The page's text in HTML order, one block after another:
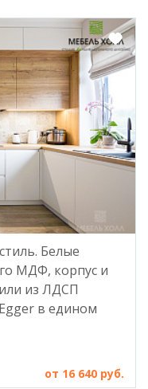
Белые
МДФ, корпус и
из ЛДСП
в едином
от 16 640 руб.